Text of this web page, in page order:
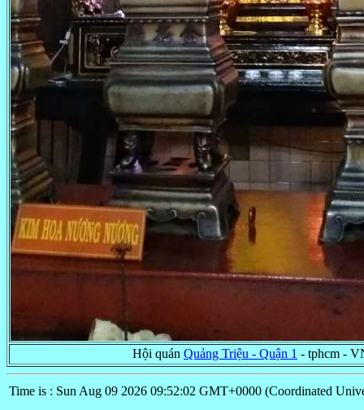
Hội quán Quảng Triệu - Quận 1 - tphcm -
Time is : Sun Aug 09 2026 09:52:02 GMT+0000 (Coordinated